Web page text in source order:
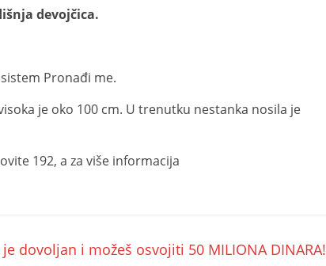
devojčica.
Pronađi me.
je oko 100 cm. U trenutku nestanka nosila je
192, a za više informacija
je dovoljan i možeš osvojiti 50 MILIONA DINARA!